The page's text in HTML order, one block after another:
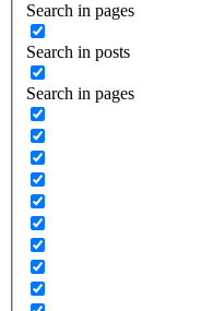
Search in pages
Search in posts
Search in pages